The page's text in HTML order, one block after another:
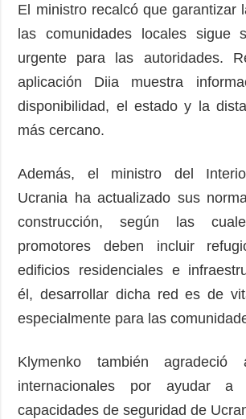
El ministro recalcó que garantizar
las comunidades locales sigue
urgente para las autoridades.
aplicación Diia muestra
disponibilidad, el estado y la
más cercano.
Además, el ministro del
Ucrania ha actualizado sus
construcción, según las
promotores deben incluir
edificios residenciales e
él, desarrollar dicha red es de
especialmente para las
Klymenko también
internacionales por ayudar a
capacidades de seguridad de